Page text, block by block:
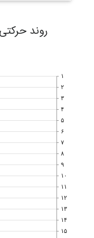
۱
۲
۳
۴
۵
۶
۷
۸
۹
۱۰
۱۱
۱۲
۱۳
۱۴
۱۵